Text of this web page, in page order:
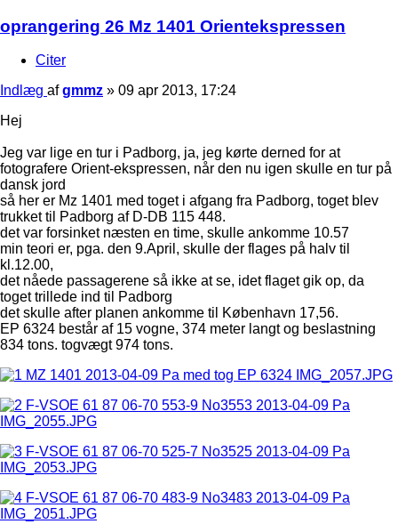
oprangering 26 Mz 1401 Orientekspressen
Citer
Indlæg afgmmz » 09 apr 2013, 17:24
Hej
Jeg var lige en tur i Padborg, ja, jeg kørte derned for at
fotografere Orient-ekspressen, når den nu igen skulle en tur på
dansk jord
så her er Mz 1401 med toget i afgang fra Padborg, toget blev
trukket til Padborg af D-DB 115 448.
det var forsinket næsten en time, skulle ankomme 10.57
min teori er, pga. den 9.April, skulle der flages på halv til
kl.12.00,
det nåede passagerene så ikke at se, idet flaget gik op, da
toget trillede ind til Padborg
det skulle after planen ankomme til København 17,56.
EP 6324 består af 15 vogne, 374 meter langt og beslastning
834 tons. togvægt 974 tons.